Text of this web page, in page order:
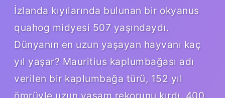
İzlanda kıyılarında bulunan bir okyanus
quahog midyesi 507 yaşındaydı.
Dünyanın en uzun yaşayan hayvanı kaç
yıl yaşar? Mauritius kaplumbağası adı
verilen bir kaplumbağa türü, 152 yıl
ömrüyle uzun yaşam rekorunu kırdı. 400